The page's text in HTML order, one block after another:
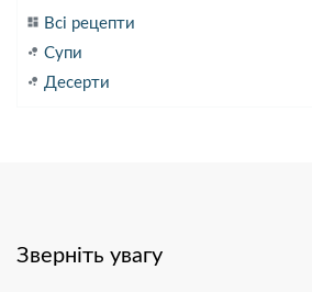
dashboard Всі рецепти
bubble_chart Супи
bubble_chart Десерти
Зверніть увагу